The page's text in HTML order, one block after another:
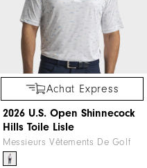
Achat Express
2026 U.S. Open Shinnecock
Hills Toile Lisle
Messieurs Vêtements De Golf